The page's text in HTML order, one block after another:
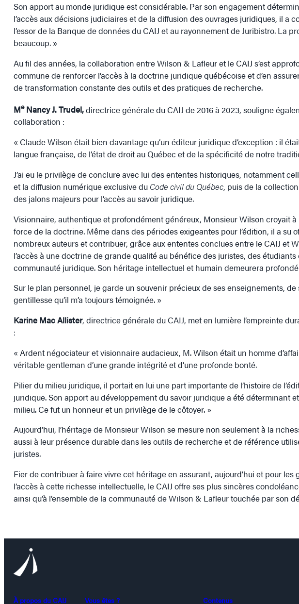
Son apport au monde juridique est considérable. Par son engagement
l’accès aux décisions judiciaires et de la diffusion des ouvrages juridiques, il a
l’essor de la Banque de données du CAIJ et au rayonnement de Juribistro. La
beaucoup. »
Au fil des années, la collaboration entre Wilson & Lafleur et le CAIJ s’est
commune de renforcer l’accès à la doctrine juridique québécoise et d’en
de transformation constante des outils et des pratiques de recherche.
MeNancy J. Trudel,directrice générale du CAIJ de 2016 à 2023, souligne
collaboration :
« Claude Wilson était bien davantage qu’un éditeur juridique d’exception : il
langue française, de l’état de droit au Québec et de la spécificité de notre
J’ai eu le privilège de conclure avec lui des ententes historiques, notamment
et la diffusion numérique exclusive du Code civil du Québec, puis de la
des jalons majeurs pour l’accès au savoir juridique.
Visionnaire, authentique et profondément généreux, Monsieur Wilson croyait
force de la doctrine. Même dans des périodes exigeantes pour l’édition, il a su
nombreux auteurs et contribuer, grâce aux ententes conclues entre le CAIJ et
l’accès à une doctrine de grande qualité au bénéfice des juristes, des étudiants
communauté juridique. Son héritage intellectuel et humain demeurera
Sur le plan personnel, je garde un souvenir précieux de ses enseignements,
gentillesse qu’il m’a toujours témoignée. »
Karine Mac Allister, directrice générale du CAIJ, met en lumière l’empreinte
:
« Ardent négociateur et visionnaire audacieux, M. Wilson était un homme
véritable gentleman d’une grande intégrité et d’une profonde bonté.
Pilier du milieu juridique, il portait en lui une part importante de l’histoire de
juridique. Son apport au développement du savoir juridique a été déterminant
milieu. Ce fut un honneur et un privilège de le côtoyer. »
Aujourd’hui, l’héritage de Monsieur Wilson se mesure non seulement à la
aussi à leur présence durable dans les outils de recherche et de référence
juristes.
Fier de contribuer à faire vivre cet héritage en assurant, aujourd’hui et pour les
l’accès à cette richesse intellectuelle, le CAIJ offre ses plus sincères
ainsi qu’à l’ensemble de la communauté de Wilson & Lafleur touchée par son
À propos du CAIJ Vous êtes ? Contenus